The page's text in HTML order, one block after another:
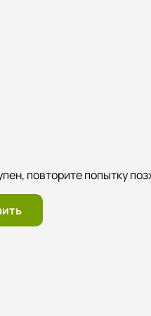
повторите попытку